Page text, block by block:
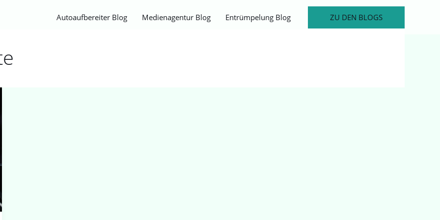
Autoaufbereiter Blog Medienagentur Blog Entrümpelung Blog ZU DEN BLOGS